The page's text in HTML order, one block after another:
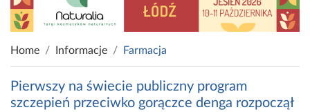
Home Informacje Farmacja
Pierwszy na świecie publiczny program
szczepień przeciwko gorączce denga rozpoczął